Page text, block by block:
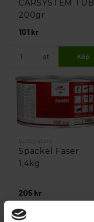
CARSYSTEM TUB
200gr
101 kr
st Köp
CarSystem
Spackel Faser
1,4kg
205 kr